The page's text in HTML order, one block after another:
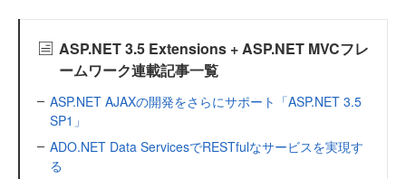
ASP.NET 3.5 Extensions + ASP.NET MVCフレ
ームワーク連載記事一覧
ASP.NET AJAXの開発をさらにサポート「ASP.NET 3.5
SP1」
ADO.NET Data ServicesでRESTfulなサービスを実現す
る